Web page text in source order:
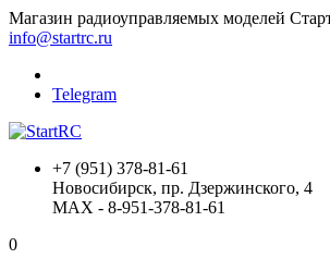
Магазин радиоуправляемых моделей
info@startrc.ru
Telegram
+7 (951) 378-81-61
Новосибирск, пр. Дзержинского, 4
MAX - 8-951-378-81-61
0